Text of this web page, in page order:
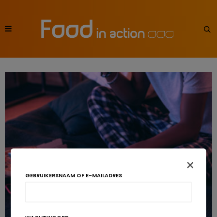
×
GEBRUIKERSNAAM OF E-MAILADRES